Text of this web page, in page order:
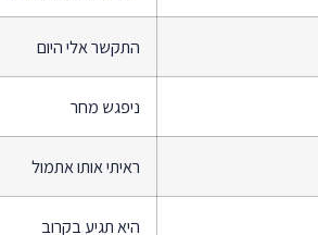
התקשר אלי היום
ניפגש מחר
ראיתי אותו אתמול
היא תגיע בקרוב